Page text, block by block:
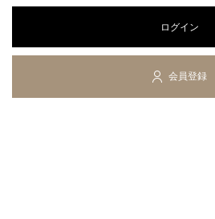
ログイン
会員登録